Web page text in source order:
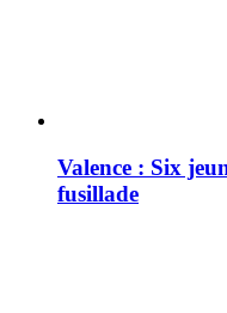
Valence : Six
fusillade